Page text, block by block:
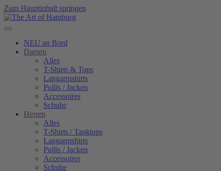
Zum Hauptinhalt springen
NEU an Bord
Damen
Alles
T-Shirts & Tops
Langarmshirts
Pullis / Jacken
Accessoires
Schuhe
Herren
Alles
T-Shirts / Tanktops
Langarmshirts
Pullis / Jacken
Accessoires
Schuhe